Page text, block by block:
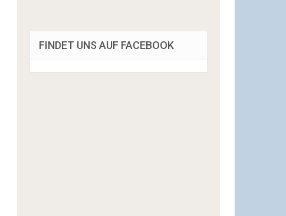
FINDET UNS AUF FACEBOOK